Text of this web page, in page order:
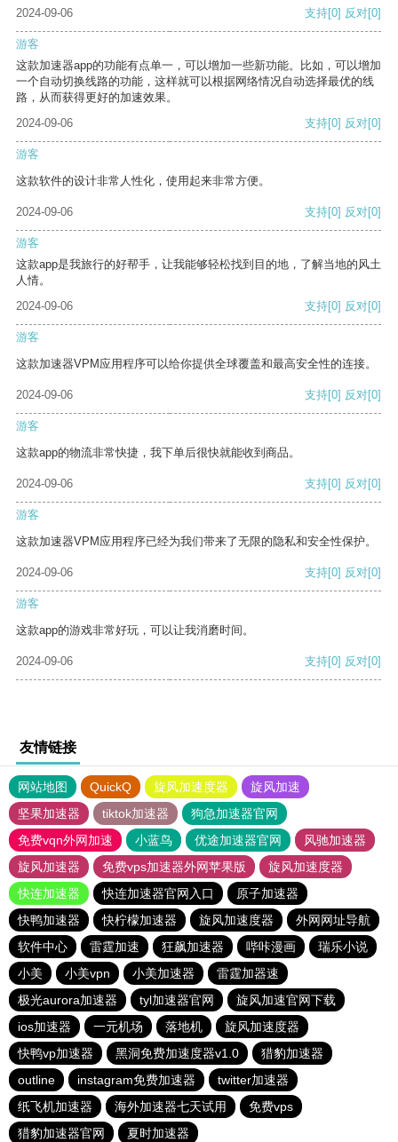
2024-09-06 支持[0] 反对[0]
游客
这款加速器app的功能有点单一，可以增加一些新功能。比如，可以增加
一个自动切换线路的功能，这样就可以根据网络情况自动选择最优的线
路，从而获得更好的加速效果。
2024-09-06
支持[0] 反对[0]
游客
这款软件的设计非常人性化，使用起来非常方便。
2024-09-06 支持[0] 反对[0]
游客
这款app是我旅行的好帮手，让我能够轻松找到目的地，了解当地的风土
人情。
2024-09-06
支持[0] 反对[0]
游客
这款加速器VPM应用程序可以给你提供全球覆盖和最高安全性的连接。
2024-09-06 支持[0] 反对[0]
游客
这款app的物流非常快捷，我下单后很快就能收到商品。
2024-09-06 支持[0] 反对[0]
游客
这款加速器VPM应用程序已经为我们带来了无限的隐私和安全性保护。
2024-09-06 支持[0] 反对[0]
游客
这款app的游戏非常好玩，可以让我消磨时间。
2024-09-06 支持[0] 反对[0]
友情链接
网站地图 QuickQ 旋风加速度器
旋风加速
坚果加速器
tiktok加速器
狗急加速器官网
免费vqn外网加速
小蓝鸟 优途加速器官网
风驰加速器
旋风加速器
免费vps加速器外网苹果版
旋风加速度器
快连加速器
快连加速器官网入口
原子加速器
快鸭加速器
快柠檬加速器 旋风加速度器
外网网址导航
软件中心
雷霆加速 狂飙加速器 哔咔漫画
瑞乐小说
小美
小美vpn 小美加速器
雷霆加器速
极光aurora加速器
tyl加速器官网
旋风加速官网下载
ios加速器
一元机场 落地机
旋风加速度器
快鸭vp加速器
黑洞免费加速度器v1.0
猎豹加速器
outline
instagram免费加速器
twitter加速器
纸飞机加速器
海外加速器七天试用
免费vps
猎豹加速器官网
夏时加速器